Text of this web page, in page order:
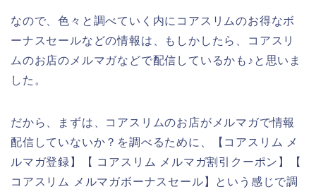
なので、色々と調べていく内にコアスリムのお得なボ
ーナスセールなどの情報は、もしかしたら、コアスリ
ムのお店のメルマガなどで配信しているかも♪と思いま
した。
だから、まずは、コアスリムのお店がメルマガで情報
配信していないか？を調べるために、【コアスリム メ
ルマガ登録】【 コアスリム メルマガ割引クーポン】【
コアスリム メルマガボーナスセール】という感じで調